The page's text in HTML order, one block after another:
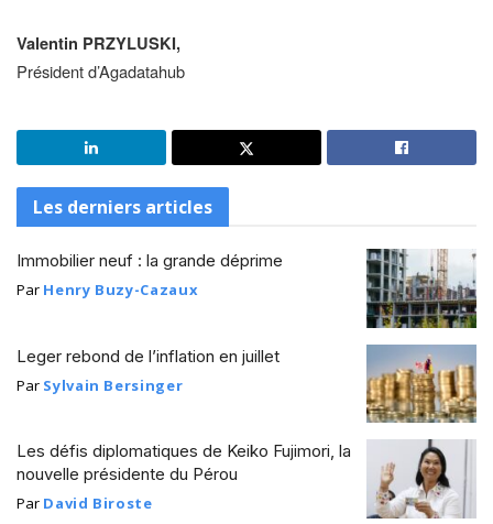
Valentin PRZYLUSKI,
Président d’Agadatahub
Les derniers articles
Immobilier neuf : la grande déprime
Par Henry Buzy-Cazaux
Leger rebond de l’inflation en juillet
Par Sylvain Bersinger
Les défis diplomatiques de Keiko Fujimori, la
nouvelle présidente du Pérou
Par David Biroste